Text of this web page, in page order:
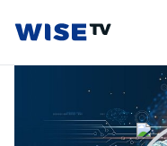
Wise TV